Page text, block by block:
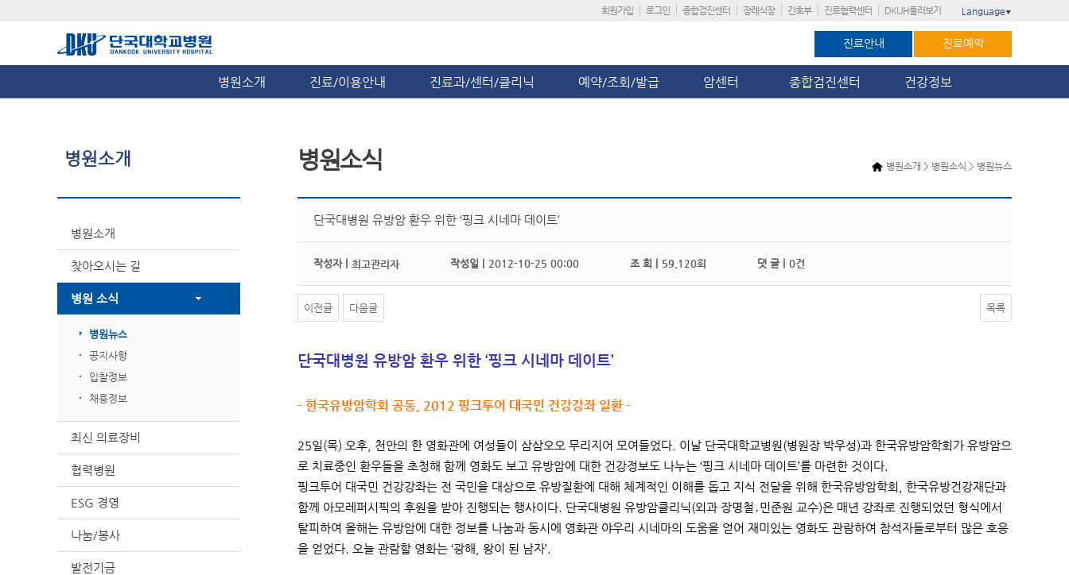
회원가입 로그인 종합검진센터 장례식장 간호부 진료협력센터 DKUH둘러보기 Language ▼
진료안내 진료예약
병원소개 진료/이용안내 진료과/센터/클리닉 예약/조회/발급 암센터 종합검진센터 건강정보
병원소개
병원소개
찾아오시는 길
병원 소식
병원뉴스
공지사항
입찰정보
채용정보
최신 의료장비
협력병원
ESG 경영
나눔/봉사
발전기금
병원소개 > 병원소식 > 병원뉴스
병원소식
단국대병원 유방암 환우 위한 ‘핑크 시네마 데이트’
작성자 | 최고관리자 작성일 | 2012-10-25 00:00 조 회 | 59,120회 댓 글 | 0건
이전글 다음글 목록
단국대병원 유방암 환우 위한 ‘핑크 시네마 데이트’
- 한국유방암학회 공동, 2012 핑크투어 대국민 건강강좌 일환 -
25일(목) 오후, 천안의 한 영화관에 여성들이 삼삼오오 무리지어 모여들었다. 이날 단국대학교병원(병원장 박우성)과 한국유방암학회가 유방암으
로 치료중인 환우들을 초청해 함께 영화도 보고 유방암에 대한 건강정보도 나누는 ‘핑크 시네마 데이트’를 마련한 것이다.
핑크투어 대국민 건강강좌는 전 국민을 대상으로 유방질환에 대해 체계적인 이해를 돕고 지식 전달을 위해 한국유방암학회, 한국유방건강재단과
함께 아모레퍼시픽의 후원을 받아 진행되는 행사이다. 단국대병원 유방암클리닉(외과 장명철․민준원 교수)은 매년 강좌로 진행되었던 형식에서
탈피하여 올해는 유방암에 대한 정보를 나눔과 동시에 영화관 야우리 시네마의 도움을 얻어 재미있는 영화도 관람하여 참석자들로부터 많은 호응
을 얻었다. 오늘 관람할 영화는 ‘광해, 왕이 된 남자’.